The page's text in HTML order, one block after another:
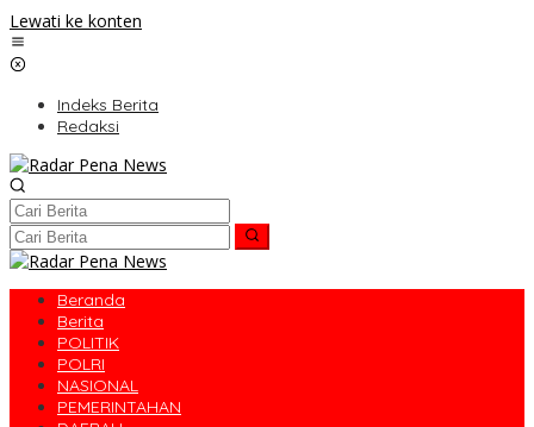
Lewati ke konten
Indeks Berita
Redaksi
Beranda
Berita
POLITIK
POLRI
NASIONAL
PEMERINTAHAN